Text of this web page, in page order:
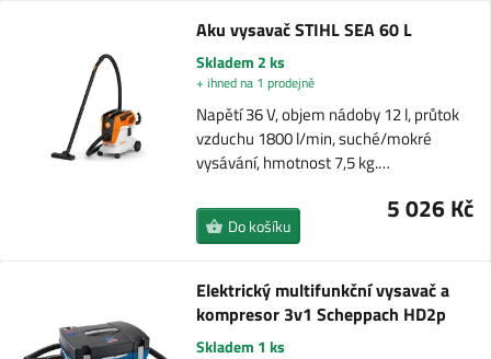
Aku vysavač STIHL SEA 60 L
Skladem 2 ks
+ ihned na 1 prodejně
Napětí 36 V, objem nádoby 12 l, průtok
vzduchu 1800 l/min, suché/mokré
vysávání, hmotnost 7,5 kg.…
5 026 Kč
Do košíku
Elektrický multifunkční vysavač a
kompresor 3v1 Scheppach HD2p
Skladem 1 ks